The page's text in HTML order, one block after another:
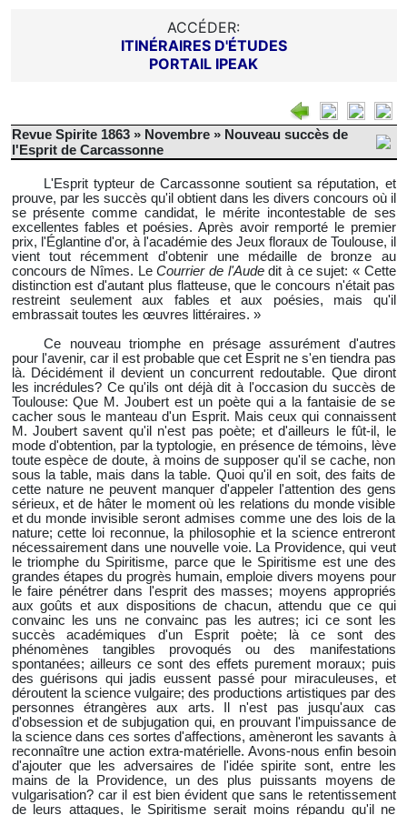
ACCÉDER:
ITINÉRAIRES D'ÉTUDES
PORTAIL IPEAK
Revue Spirite 1863 » Novembre » Nouveau succès de
l'Esprit de Carcassonne
L'Esprit typteur de Carcassonne soutient sa réputation, et
prouve, par les succès qu'il obtient dans les divers concours où il
se présente comme candidat, le mérite incontestable de ses
excellentes fables et poésies. Après avoir remporté le premier
prix, l'Églantine d'or, à l'académie des Jeux floraux de Toulouse, il
vient tout récemment d'obtenir une médaille de bronze au
concours de Nîmes. LeCourrier de l'Audedit à ce sujet: « Cette
distinction est d'autant plus flatteuse, que le concours n'était pas
restreint seulement aux fables et aux poésies, mais qu'il
embrassait toutes les œuvres littéraires. »
Ce nouveau triomphe en présage assurément d'autres
pour l'avenir, car il est probable que cet Esprit ne s'en tiendra pas
là. Décidément il devient un concurrent redoutable. Que diront
les incrédules? Ce qu'ils ont déjà dit à l'occasion du succès de
Toulouse: Que M. Joubert est un poète qui a la fantaisie de se
cacher sous le manteau d'un Esprit. Mais ceux qui connaissent
M. Joubert savent qu'il n'est pas poète; et d'ailleurs le fût-il, le
mode d'obtention, par la typtologie, en présence de témoins, lève
toute espèce de doute, à moins de supposer qu'il se cache, non
sous la table, mais dans la table. Quoi qu'il en soit, des faits de
cette nature ne peuvent manquer d'appeler l'attention des gens
sérieux, et de hâter le moment où les relations du monde visible
et du monde invisible seront admises comme une des lois de la
nature; cette loi reconnue, la philosophie et la science entreront
nécessairement dans une nouvelle voie. La Providence, qui veut
le triomphe du Spiritisme, parce que le Spiritisme est une des
grandes étapes du progrès humain, emploie divers moyens pour
le faire pénétrer dans l'esprit des masses; moyens appropriés
aux goûts et aux dispositions de chacun, attendu que ce qui
convainc les uns ne convainc pas les autres; ici ce sont les
succès académiques d'un Esprit poète; là ce sont des
phénomènes tangibles provoqués ou des manifestations
spontanées; ailleurs ce sont des effets purement moraux; puis
des guérisons qui jadis eussent passé pour miraculeuses, et
déroutent la science vulgaire; des productions artistiques par des
personnes étrangères aux arts. Il n'est pas jusqu'aux cas
d'obsession et de subjugation qui, en prouvant l'impuissance de
la science dans ces sortes d'affections, amèneront les savants à
reconnaître une action extra-matérielle. Avons-nous enfin besoin
d'ajouter que les adversaires de l'idée spirite sont, entre les
mains de la Providence, un des plus puissants moyens de
vulgarisation? car il est bien évident que sans le retentissement
de leurs attaques, le Spiritisme serait moins répandu qu'il ne